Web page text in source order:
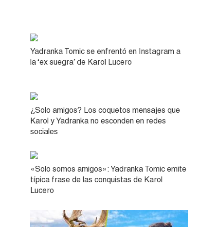
Yadranka Tomic se enfrentó en Instagram a
la ‘ex suegra’ de Karol Lucero
¿Solo amigos? Los coquetos mensajes que
Karol y Yadranka no esconden en redes
sociales
«Solo somos amigos»: Yadranka Tomic emite
típica frase de las conquistas de Karol
Lucero